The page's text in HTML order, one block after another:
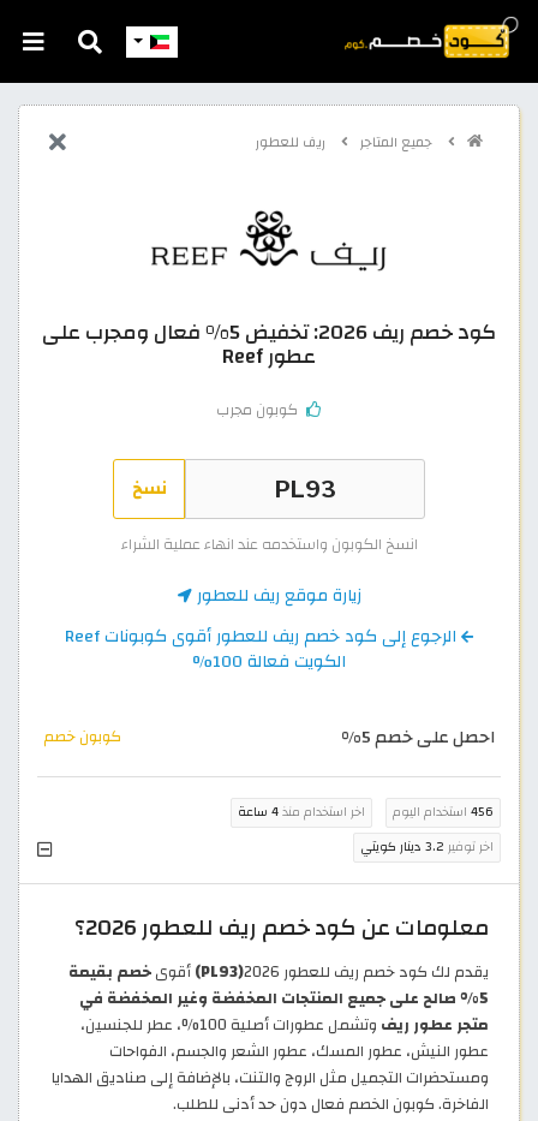
جميع المتاجر ريف للعطور
كود خصم ريف 2026: تخفيض 5% فعال ومجرب على
عطور Reef
كوبون مجرب
نسخ
انسخ الكوبون واستخدمه عند انهاء عملية الشراء
زيارة موقع ريف للعطور
الرجوع إلى كود خصم ريف للعطور أقوى كوبونات Reef
الكويت فعالة 100%
احصل على خصم 5% كوبون خصم
456 استخدام اليوم اخر استخدام منذ4 ساعة
اخر توفير 3.2 دينار كويتي
معلومات عن كود خصم ريف للعطور 2026؟
يقدم لك كود خصم ريف للعطور 2026 (PL93) أقوىخصم بقيمة
5% صالح على جميع المنتجات المخفضة وغير المخفضة في
متجر عطور ريف
وتشمل عطورات أصلية 100%، عطر للجنسين،
عطور النيش، عطور المسك، عطور الشعر والجسم، الفواحات
ومستحضرات التجميل مثل الروج والتنت، بالإضافة إلى صناديق الهدايا
الفاخرة. كوبون الخصم فعال دون حد أدنى للطلب.